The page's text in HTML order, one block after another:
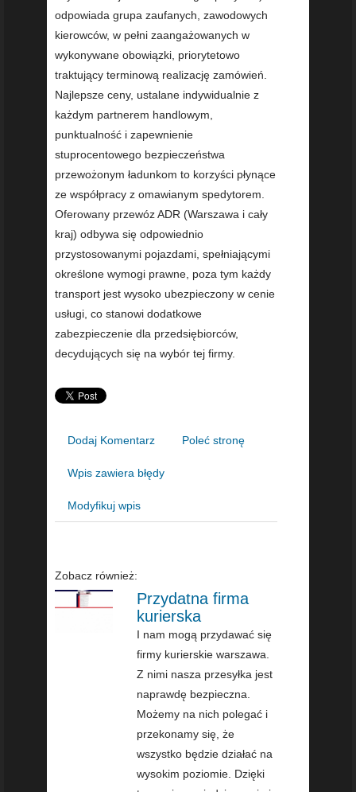
odpowiada grupa zaufanych, zawodowych
kierowców, w pełni zaangażowanych w
wykonywane obowiązki, priorytetowo
traktujący terminową realizację zamówień.
Najlepsze ceny, ustalane indywidualnie z
każdym partnerem handlowym,
punktualność i zapewnienie
stuprocentowego bezpieczeństwa
przewożonym ładunkom to korzyści płynące
ze współpracy z omawianym spedytorem.
Oferowany przewóz ADR (Warszawa i cały
kraj) odbywa się odpowiednio
przystosowanymi pojazdami, spełniającymi
określone wymogi prawne, poza tym każdy
transport jest wysoko ubezpieczony w cenie
usługi, co stanowi dodatkowe
zabezpieczenie dla przedsiębiorców,
decydujących się na wybór tej firmy.
Dodaj Komentarz Poleć stronę
Wpis zawiera błędy
Modyfikuj wpis
Zobacz również:
Przydatna firma
kurierska
I nam mogą przydawać się
firmy kurierskie warszawa.
Z nimi nasza przesyłka jest
naprawdę bezpieczna.
Możemy na nich polegać i
przekonamy się, że
wszystko będzie działać na
wysokim poziomie. Dzięki